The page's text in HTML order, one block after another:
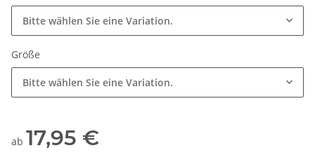
Bitte wählen Sie eine Variation.
Größe
Bitte wählen Sie eine Variation.
ab 17,95 €